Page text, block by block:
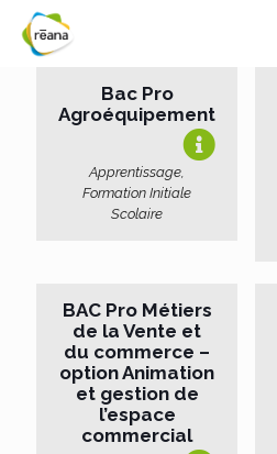
Bac Pro
Agroéquipement
Apprentissage,
Formation Initiale
Scolaire
BAC Pro Métiers
de la Vente et
du commerce –
option Animation
et gestion de
l’espace
commercial